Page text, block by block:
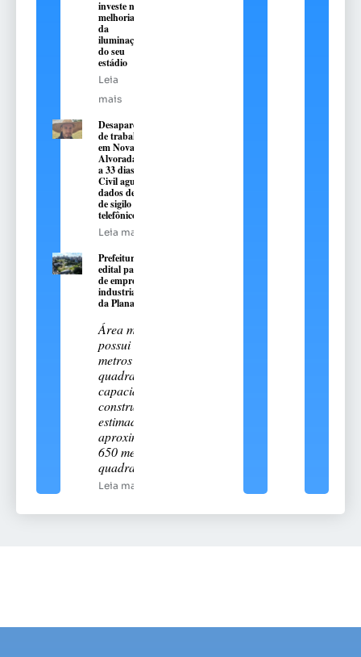
investe na
melhoria
da
iluminação
do seu
estádio
Leia
mais
Desaparecimento
de trabalhador
em Nova
Alvorada chega
a 33 dias; Polícia
Civil aguarda
dados de quebra
de sigilo
telefônico
Leia mais
Prefeitura publica
edital para instalação
de empreendimento
industrial na região
da Planaltina
Área municipal
possui 2,7 mil
metros
quadrados e
capacidade
construtiva
estimada em
aproximadamente
650 metros
quadrados
Leia mais